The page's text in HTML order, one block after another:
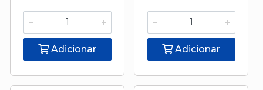
Adicionar Adicionar